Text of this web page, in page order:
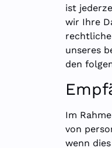
ist
wir Ihre
unseres
den
Im
von
wenn